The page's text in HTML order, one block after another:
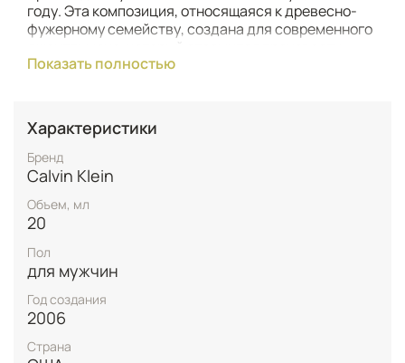
году. Эта композиция, относящаяся к древесно-
фужерному семейству, создана для современного
неизгладимое впечатление.
пикантным перцем, добавляя парфюму
искрящейся свежести и дерзкой остроты.
Сердце аромата раскрывается элегантным трио:
глубокий черный базилик, ароматный шалфей и
благородный кедр сплетаются в мужественный и
уверенность.
шлейф тепла и соблазна. Мягкая замша,
экзотический бразильский махагони, землистые
пачули и чувственная амбра создают базу,
Показать полностью
Характеристики
Бренд
Calvin Klein
Объем, мл
20
Пол
для мужчин
Год создания
2006
Страна